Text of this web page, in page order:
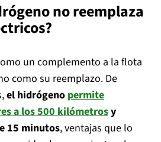
no reemplaza
un complemento a la flota
como su reemplazo. De
el hidrógeno permite
a los 500 kilómetrosy
15 minutos, ventajas que lo